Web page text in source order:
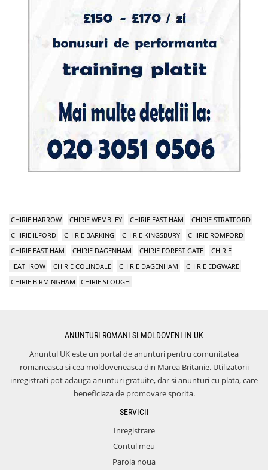
CHIRIE HARROW CHIRIE WEMBLEY CHIRIE EAST HAM
CHIRIE STRATFORD
CHIRIE ILFORD
CHIRIE BARKING CHIRIE KINGSBURY
CHIRIE ROMFORD
CHIRIE EAST HAM
CHIRIE DAGENHAM CHIRIE FOREST GATE
CHIRIE
HEATHROW
CHIRIE COLINDALE CHIRIE DAGENHAM
CHIRIE EDGWARE
CHIRIE BIRMINGHAM
CHIRIE SLOUGH
ANUNTURI ROMANI SI MOLDOVENI IN UK
Anuntul UK este un portal de anunturi pentru comunitatea
romaneasca si cea moldoveneasca din Marea Britanie. Utilizatorii
inregistrati pot adauga anunturi gratuite, dar si anunturi cu plata, care
beneficiaza de promovare sporita.
SERVICII
Inregistrare
Contul meu
Parola noua